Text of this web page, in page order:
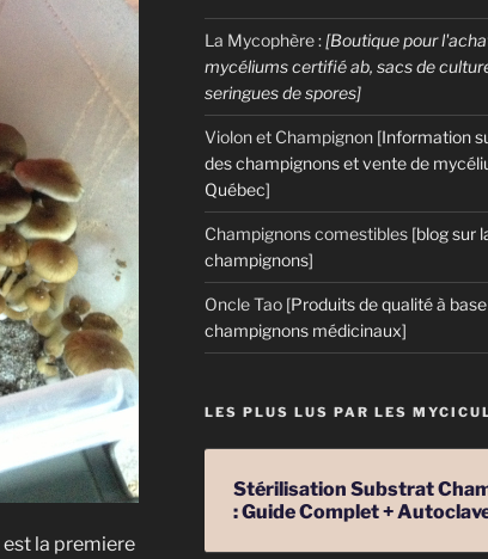
est la premiere
La Mycophère : [Boutique pour
mycéliums certifié ab, sacs de
seringues de spores]
Violon et Champignon [Information
des champignons et vente de
Québec]
Champignons comestibles [blog sur
champignons]
Oncle Tao [Produits de qualité à
champignons médicinaux]
LES PLUS LUS PAR LES
Stérilisation Substrat
: Guide Complet +